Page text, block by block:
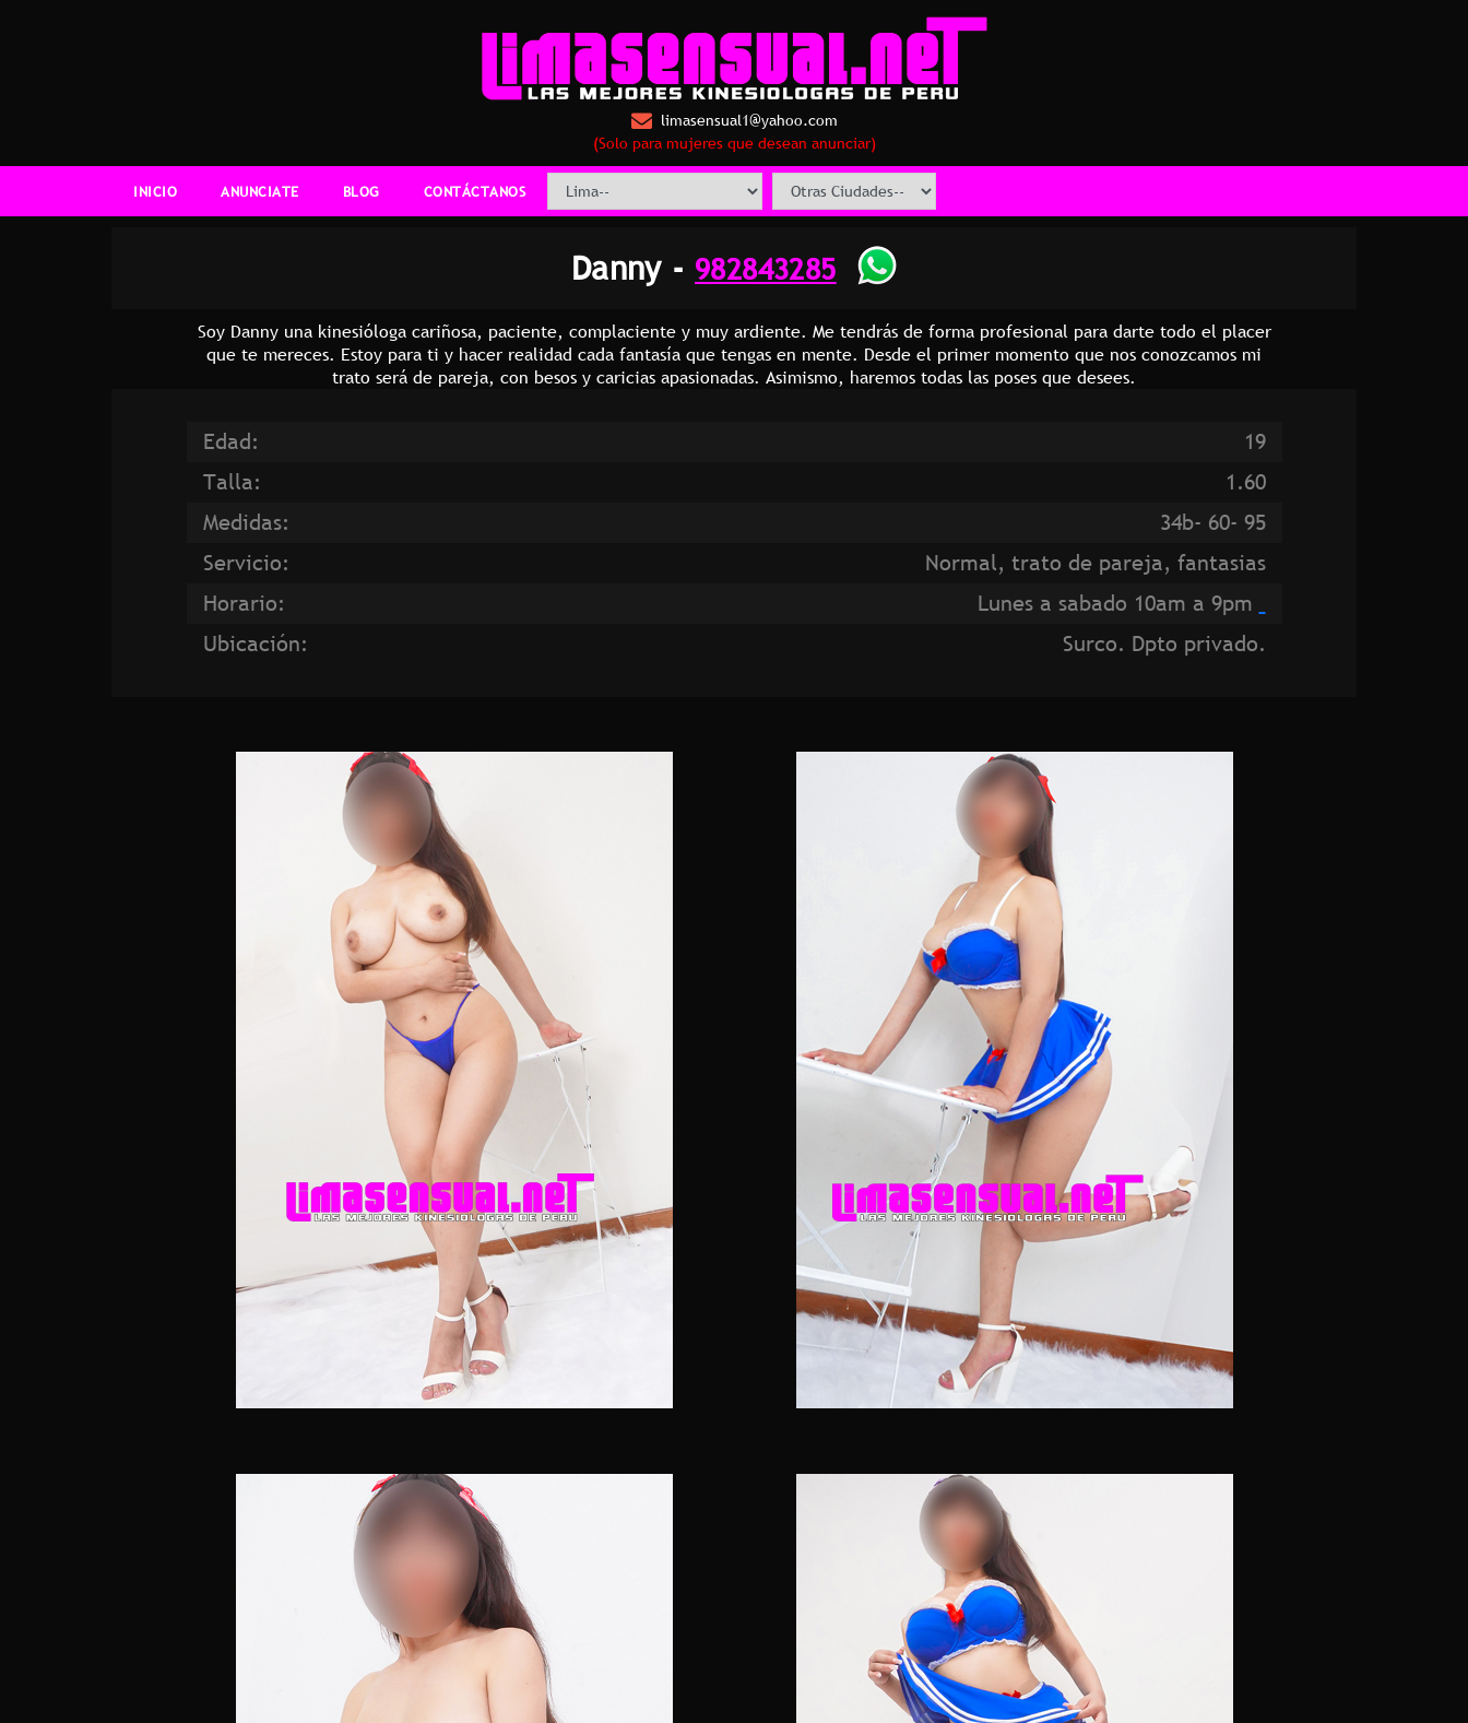
limasensual1@yahoo.com
(Solo para mujeres que desean anunciar)
INICIO ANUNCIATE BLOG CONTÁCTANOS
Danny - 982843285
Soy Danny una kinesióloga cariñosa, paciente, complaciente y muy ardiente. Me tendrás de forma profesional para darte todo el placer
que te mereces. Estoy para ti y hacer realidad cada fantasía que tengas en mente. Desde el primer momento que nos conozcamos mi
trato será de pareja, con besos y caricias apasionadas. Asimismo, haremos todas las poses que desees.
Edad:
19
Talla:
1.60
Medidas:
34b- 60- 95
Servicio:
Normal, trato de pareja, fantasias
Horario:
Lunes a sabado 10am a 9pm
Ubicación:
Surco. Dpto privado.